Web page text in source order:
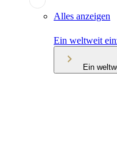
Alles anzeigen
Ein weltweit
Ein